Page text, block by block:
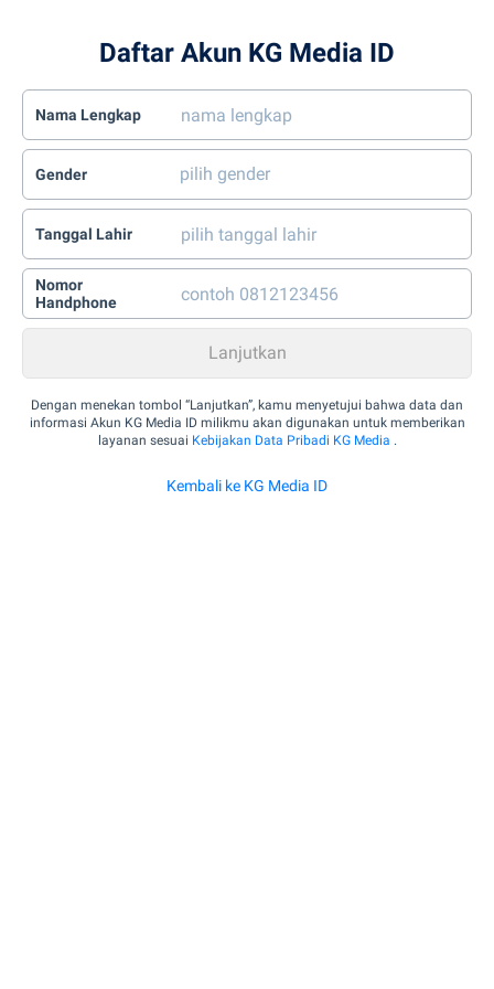
Daftar Akun KG Media ID
Nama Lengkap
Gender
Tanggal Lahir
Nomor
Handphone
Dengan menekan tombol “Lanjutkan”, kamu menyetujui bahwa data dan
informasi Akun KG Media ID milikmu akan digunakan untuk memberikan
layanan sesuai Kebijakan Data Pribadi KG Media .
Kembali ke KG Media ID